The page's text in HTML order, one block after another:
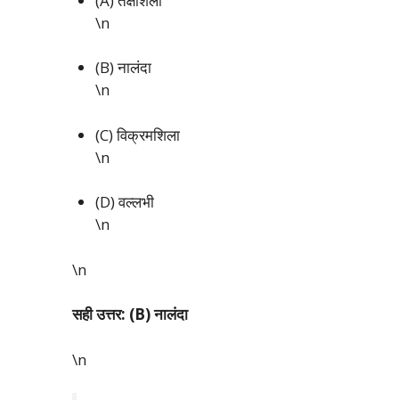
\n
(B) नालंदा
\n
(C) विक्रमशिला
\n
(D) वल्लभी
\n
\n
सही उत्तर: (B) नालंदा
\n